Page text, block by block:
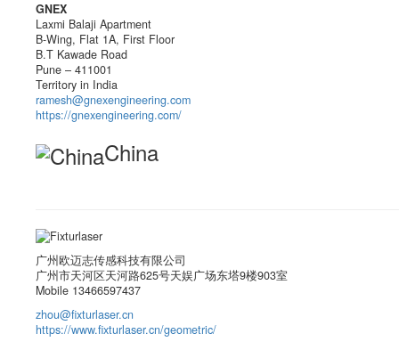
GNEX
Laxmi Balaji Apartment
B-Wing, Flat 1A, First Floor
B.T Kawade Road
Pune – 411001
Territory in India
ramesh@gnexengineering.com
https://gnexengineering.com/
China
广州欧迈志传感科技有限公司
广州市天河区天河路625号天娱广场东塔9楼903室
Mobile 13466597437
zhou@fixturlaser.cn
https://www.fixturlaser.cn/geometric/